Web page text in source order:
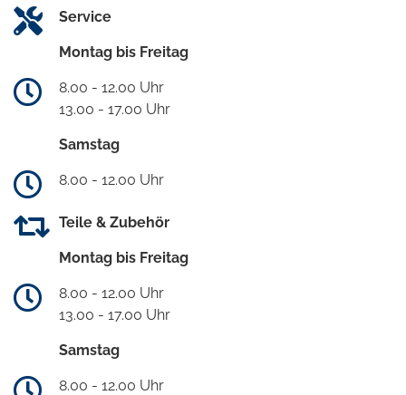
Service
Montag bis Freitag
8.00 - 12.00 Uhr
13.00 - 17.00 Uhr
Samstag
8.00 - 12.00 Uhr
Teile & Zubehör
Montag bis Freitag
8.00 - 12.00 Uhr
13.00 - 17.00 Uhr
Samstag
8.00 - 12.00 Uhr